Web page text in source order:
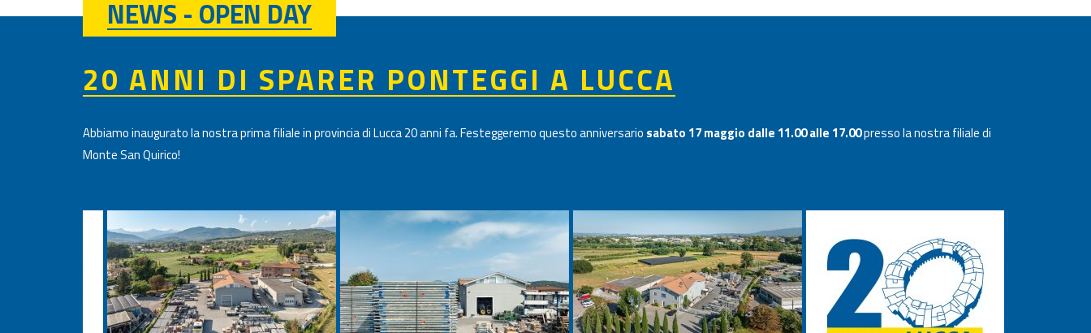
NEWS - OPEN DAY
20 ANNI DI SPARER PONTEGGI A LUCCA
Abbiamo inaugurato la nostra prima filiale in provincia di Lucca 20 anni fa. Festeggeremo questo anniversario sabato 17 maggio dalle 11.00 alle 17.00presso la nostra filiale di
Monte San Quirico!